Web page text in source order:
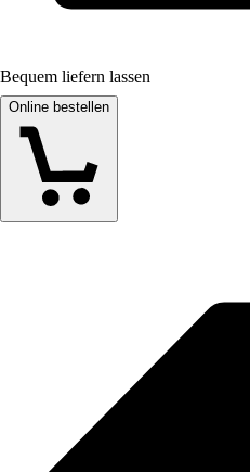
Bequem liefern lassen
Online bestellen